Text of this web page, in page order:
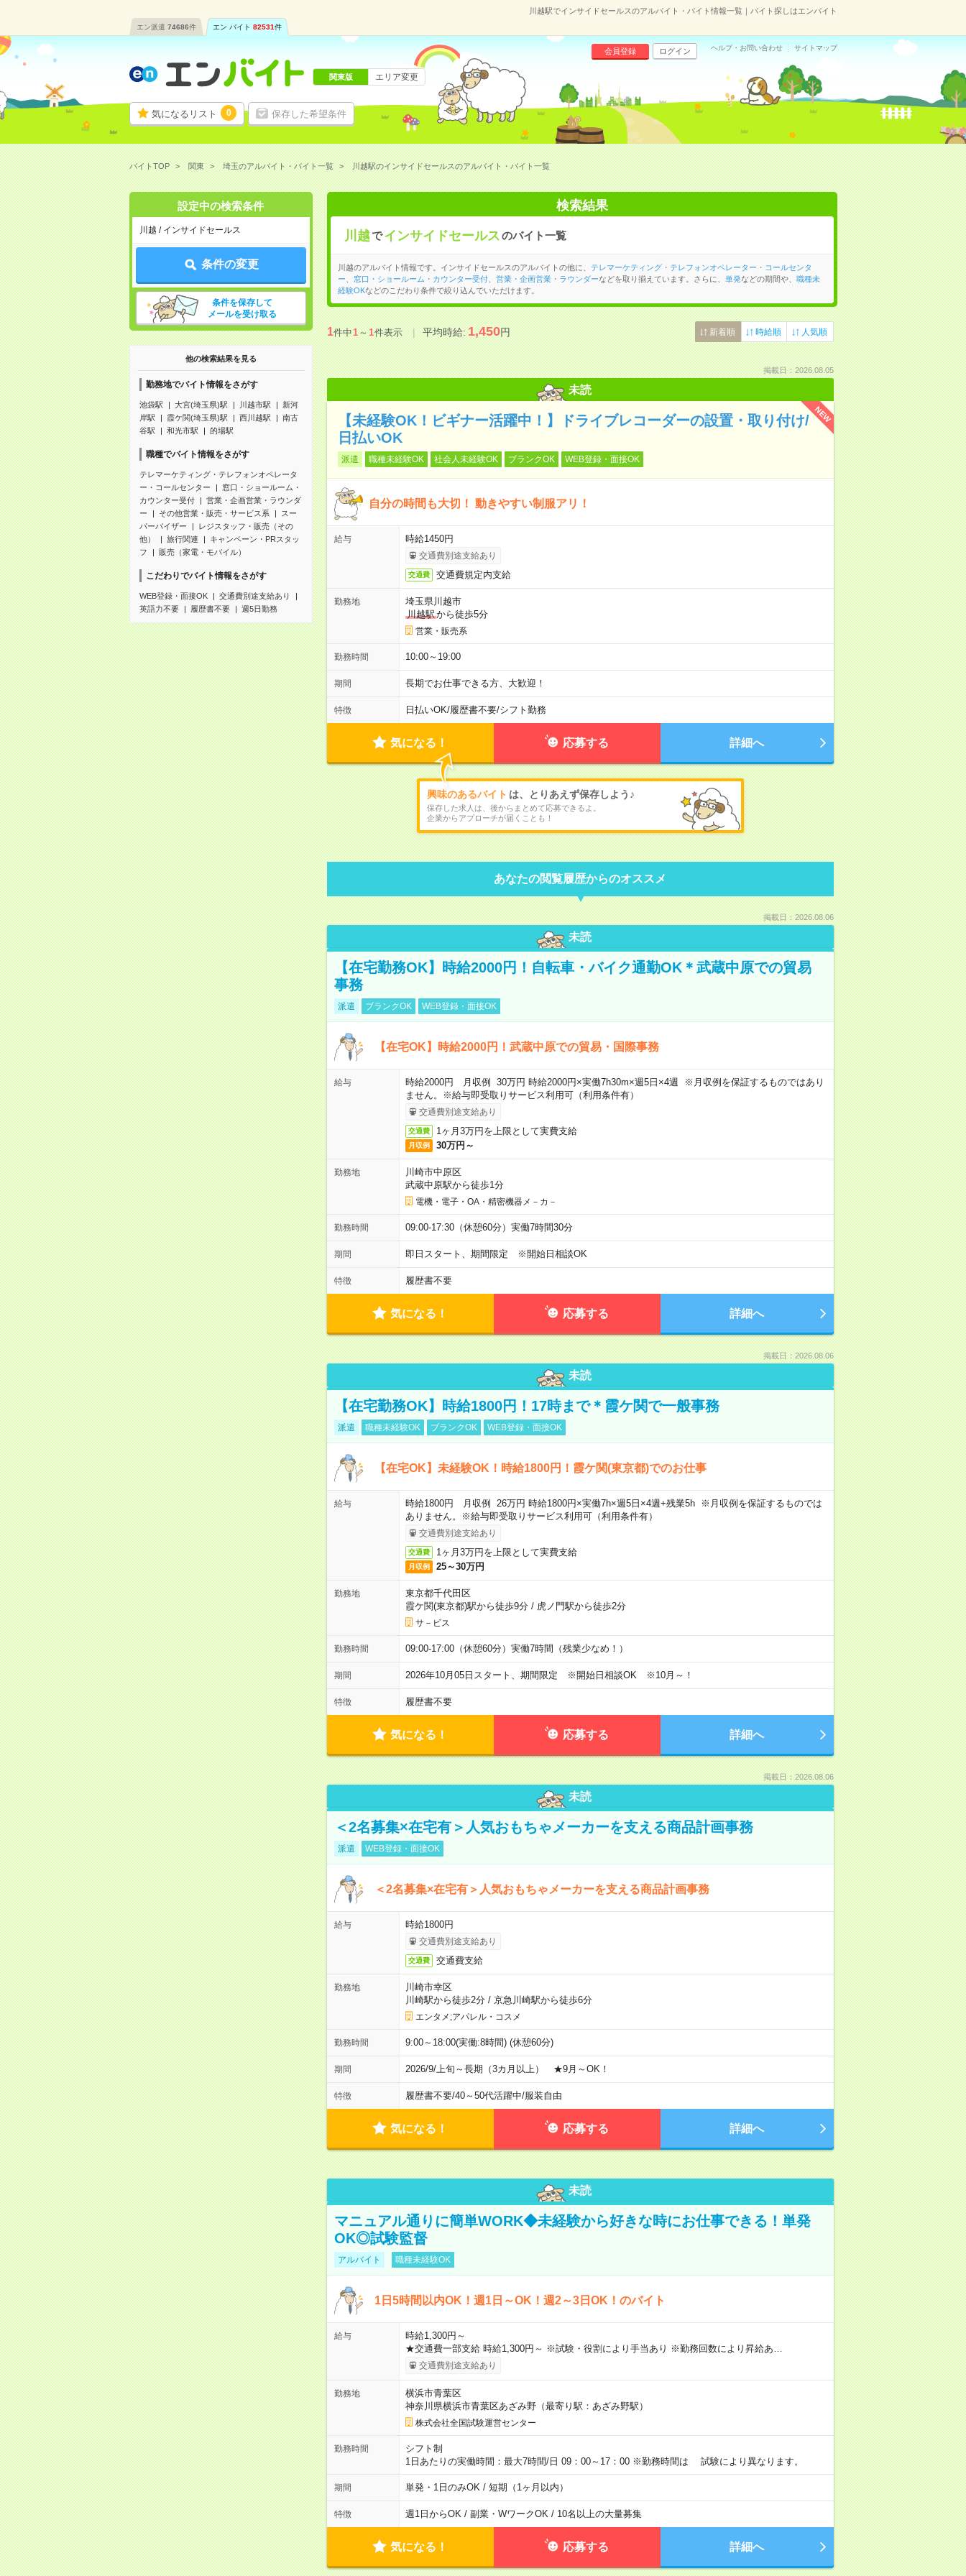
川越駅でインサイドセールスのアルバイト・バイト情報一覧｜バイト探しはエンバイト
エン派遣 74686件 エン バイト 82531件
気になるリスト 0 保存した希望条件
会員登録 ログイン ヘルプ・お問い合わせ サイトマップ
関東版 エリア変更
バイトTOP 関東 埼玉のアルバイト・バイト一覧 川越駅のインサイドセールスのアルバイト・バイト一覧
設定中の検索条件
川越 / インサイドセールス
条件の変更
条件を保存して
メールを受け取る
他の検索結果を見る
勤務地でバイト情報をさがす
池袋駅 大宮(埼玉県)駅 川越市駅
新河
岸駅
霞ケ関(埼玉県)駅 西川越駅
南古
谷駅
和光市駅 的場駅
職種でバイト情報をさがす
テレマーケティング・テレフォンオペレータ
ー・コールセンター
窓口・ショールーム・
カウンター受付
営業・企画営業・ラウンダ
ー
その他営業・販売・サービス系
スー
パーバイザー
レジスタッフ・販売（その
他）
旅行関連
キャンペーン・PRスタッ
フ
販売（家電・モバイル）
こだわりでバイト情報をさがす
WEB登録・面接OK
交通費別途支給あり
英語力不要
履歴書不要 週5日勤務
検索結果
川越で インサイドセールスのバイト一覧
川越のアルバイト情報です。インサイドセールスのアルバイトの他に、 テレマーケティング・テレフォンオペレーター・コールセンタ
ー
窓口・ショールーム・カウンター受付、 営業・企画営業・ラウンダーなどを取り揃えています。さらに、 単発などの期間や、 職種未
経験OKなどのこだわり条件で絞り込んでいただけます。
1件中1～1件表示 平均時給:1,450円 新着順 時給順 人気順
掲載日：2026.08.05
未読
NEW
【未経験OK！ビギナー活躍中！】ドライブレコーダーの設置・取り付け/
日払いOK
派遣 職種未経験OK 社会人未経験OK ブランクOK WEB登録・面接OK
自分の時間も大切！ 動きやすい制服アリ！
給与 時給1450円
交通費別途支給あり
交通費 交通費規定内支給
勤務地
埼玉県川越市
川越駅から徒歩5分
営業・販売系
勤務時間 10:00～19:00
期間 長期でお仕事できる方、大歓迎！
特徴 日払いOK/履歴書不要/シフト勤務
気になる！ 応募する 詳細へ
興味のあるバイト は、とりあえず保存しよう♪
保存した求人は、後からまとめて応募できるよ。
企業からアプローチが届くことも！
あなたの閲覧履歴からのオススメ
掲載日：2026.08.06
未読
【在宅勤務OK】時給2000円！自転車・バイク通勤OK＊武蔵中原での貿易
事務
派遣 ブランクOK WEB登録・面接OK
【在宅OK】時給2000円！武蔵中原での貿易・国際事務
給与
時給2000円 月収例 30万円 時給2000円×実働7h30m×週5日×4週 ※月収例を保証するものではあり
ません。※給与即受取りサービス利用可（利用条件有）
交通費別途支給あり
交通費 1ヶ月3万円を上限として実費支給
月収例 30万円～
勤務地
川崎市中原区
武蔵中原駅から徒歩1分
電機・電子・OA・精密機器メ－カ－
勤務時間 09:00-17:30（休憩60分）実働7時間30分
期間 即日スタート、期間限定 ※開始日相談OK
特徴 履歴書不要
気になる！ 応募する 詳細へ
掲載日：2026.08.06
未読
【在宅勤務OK】時給1800円！17時まで＊霞ケ関で一般事務
派遣 職種未経験OK ブランクOK WEB登録・面接OK
【在宅OK】未経験OK！時給1800円！霞ケ関(東京都)でのお仕事
給与
時給1800円 月収例 26万円 時給1800円×実働7h×週5日×4週+残業5h ※月収例を保証するものでは
ありません。※給与即受取りサービス利用可（利用条件有）
交通費別途支給あり
交通費 1ヶ月3万円を上限として実費支給
月収例 25～30万円
勤務地
東京都千代田区
霞ケ関(東京都)駅から徒歩9分/ 虎ノ門駅から徒歩2分
サ－ビス
勤務時間 09:00-17:00（休憩60分）実働7時間（残業少なめ！）
期間 2026年10月05日スタート、期間限定 ※開始日相談OK ※10月～！
特徴 履歴書不要
気になる！ 応募する 詳細へ
掲載日：2026.08.06
未読
＜2名募集×在宅有＞人気おもちゃメーカーを支える商品計画事務
派遣 WEB登録・面接OK
＜2名募集×在宅有＞人気おもちゃメーカーを支える商品計画事務
給与 時給1800円
交通費別途支給あり
交通費 交通費支給
勤務地
川崎市幸区
川崎駅から徒歩2分/ 京急川崎駅から徒歩6分
エンタメ;アパレル・コスメ
勤務時間 9:00～18:00(実働:8時間) (休憩60分)
期間 2026/9/上旬～長期（3カ月以上） ★9月～OK！
特徴 履歴書不要/40～50代活躍中/服装自由
気になる！ 応募する 詳細へ
未読
マニュアル通りに簡単WORK◆未経験から好きな時にお仕事できる！単発
OK◎試験監督
アルバイト 職種未経験OK
1日5時間以内OK！週1日～OK！週2～3日OK！のバイト
給与
時給1,300円～
★交通費一部支給 時給1,300円～ ※試験・役割により手当あり ※勤務回数により昇給あ…
交通費別途支給あり
勤務地
横浜市青葉区
神奈川県横浜市青葉区あざみ野（最寄り駅：あざみ野駅）
株式会社全国試験運営センター
勤務時間
シフト制
1日あたりの実働時間：最大7時間/日 09：00～17：00 ※勤務時間は 試験により異なります。
期間 単発・1日のみOK / 短期（1ヶ月以内）
特徴 週1日からOK / 副業・WワークOK / 10名以上の大量募集
気になる！ 応募する 詳細へ